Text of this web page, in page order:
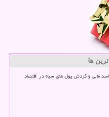
ترین ها
مالی و گردش پول های سیاه در اقتصاد